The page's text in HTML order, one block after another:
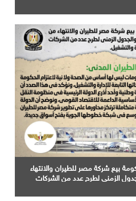
بيع شركة مصر للطيران والانتهاء
الزمني لطرح عدد من الشركات